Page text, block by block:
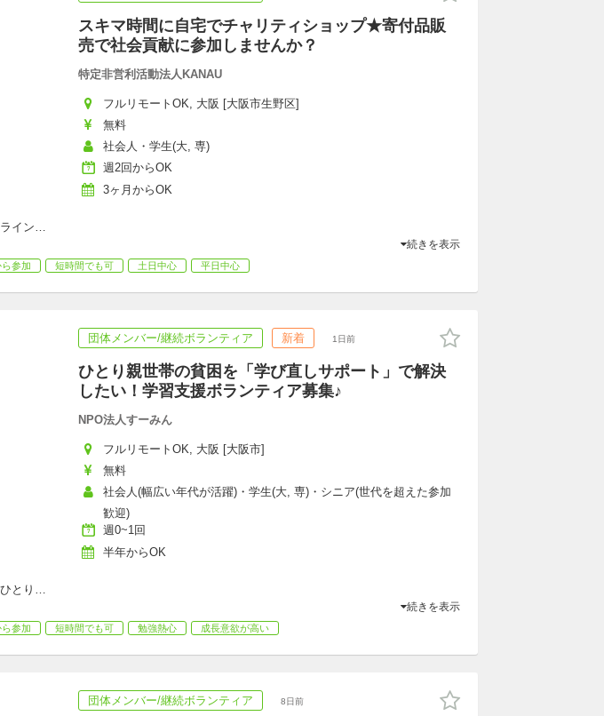
スキマ時間に自宅でチャリティショップ★寄付品販
売で社会貢献に参加しませんか？
特定非営利活動法人KANAU
フルリモートOK, 大阪 [大阪市生野区]
無料
社会人・学生(大, 専)
週2回からOK
3ヶ月からOK
イン…
続きを表示
参加 短時間でも可 土日中心 平日中心
団体メンバー/継続ボランティア 新着 1日前
ひとり親世帯の貧困を「学び直しサポート」で解決
したい！学習支援ボランティア募集♪
NPO法人すーみん
フルリモートOK, 大阪 [大阪市]
無料
社会人(幅広い年代が活躍)・学生(大, 専)・シニア(世代を超えた参加
歓迎)
週0~1回
半年からOK
とり …
続きを表示
参加 短時間でも可 勉強熱心 成長意欲が高い
団体メンバー/継続ボランティア 8日前